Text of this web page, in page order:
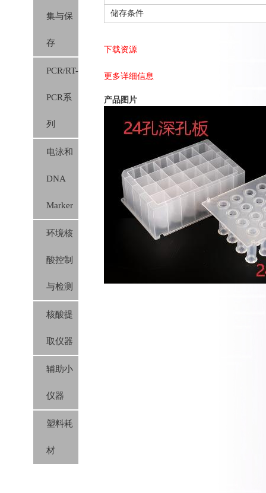
胶膜）
集与保
存
PCR/RT-
PCR系
列
电泳和
DNA
Marker
环境核
酸控制
与检测
核酸提
取仪器
辅助小
仪器
塑料耗
材
储存条件
下载资源
更多详细信息
产品图片